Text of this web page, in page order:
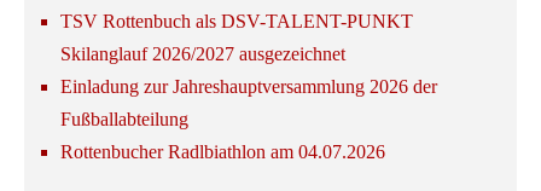
TSV Rottenbuch als DSV-TALENT-PUNKT
Skilanglauf 2026/2027 ausgezeichnet
Einladung zur Jahreshauptversammlung 2026 der
Fußballabteilung
Rottenbucher Radlbiathlon am 04.07.2026